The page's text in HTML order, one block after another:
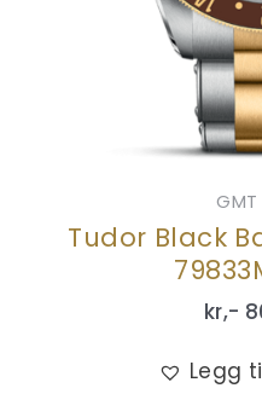
Tudor Black
kr,-
Legg